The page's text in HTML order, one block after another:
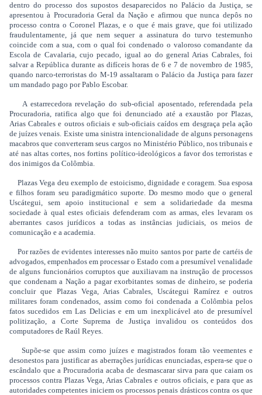
dentro do processo dos supostos desaparecidos no Palácio da Justiça, se
apresentou à Procuradoria Geral da Nação e afirmou que nunca depôs no
processo contra o Coronel Plazas, e o que é mais grave, que foi utilizado
fraudulentamente, já que nem sequer a assinatura do turvo testemunho
coincide com a sua, com o qual foi condenado o valoroso comandante da
Escola de Cavalaria, cujo pecado, igual ao do general Arias Cabrales, foi
salvar a República durante as difíceis horas de 6 e 7 de novembro de 1985,
quando narco-terroristas do M-19 assaltaram o Palácio da Justiça para fazer
um mandado pago por Pablo Escobar.
A estarrecedora revelação do sub-oficial aposentado, referendada pela
Procuradoria, ratifica algo que foi denunciado até a exaustão por Plazas,
Arias Cabrales e outros oficiais e sub-oficiais caídos em desgraça pela ação
de juízes venais. Existe uma sinistra intencionalidade de alguns personagens
macabros que converteram seus cargos no Ministério Público, nos tribunais e
até nas altas cortes, nos fortins político-ideológicos a favor dos terroristas e
dos inimigos da Colômbia.
Plazas Vega deu exemplo de estoicismo, dignidade e coragem. Sua esposa
e filhos foram seu paradigmático suporte. Do mesmo modo que o general
Uscátegui, sem apoio institucional e sem a solidariedade da mesma
sociedade à qual estes oficiais defenderam com as armas, eles levaram os
aberrantes casos jurídicos a todas as instâncias judiciais, os meios de
comunicação e a academia.
Por razões de evidentes interesses não muito santos por parte de cartéis de
advogados, empenhados em processar o Estado com a presumível venalidade
de alguns funcionários corruptos que auxiliavam na instrução de processos
que condenam a Nação a pagar exorbitantes somas de dinheiro, se poderia
concluir que Plazas Vega, Arias Cabrales, Uscátegui Ramírez e outros
militares foram condenados, assim como foi condenada a Colômbia pelos
fatos sucedidos em Las Delicias e em um inexplicável ato de presumível
politização, a Corte Suprema de Justiça invalidou os conteúdos dos
computadores de Raúl Reyes.
Supõe-se que assim como juízes e magistrados foram tão veementes e
desonestos para justificar as aberrações jurídicas enunciadas, espera-se que o
escândalo que a Procuradoria acaba de desmascarar sirva para que caiam os
processos contra Plazas Vega, Arias Cabrales e outros oficiais, e para que as
autoridades competentes iniciem os processos penais drásticos contra os que